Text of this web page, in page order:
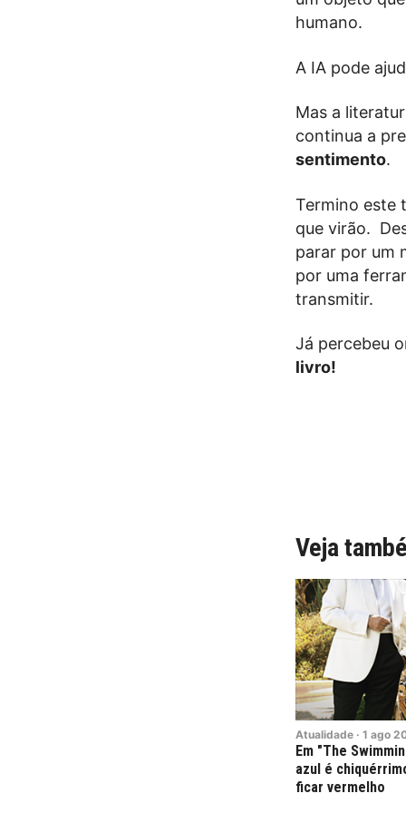
humano.
A IA pode
Mas a
continua a
sentimento.
Termino este
que virão.
parar por um
por uma
transmitir.
Já percebeu
livro!
Veja
Atualidade · 1 ago
Em "The
azul é
ficar vermelho